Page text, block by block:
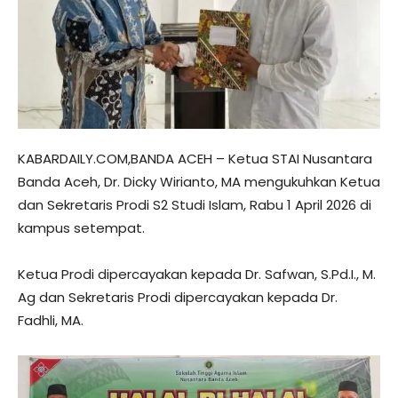
KABARDAILY.COM,BANDA ACEH – Ketua STAI Nusantara
Banda Aceh, Dr. Dicky Wirianto, MA mengukuhkan Ketua
dan Sekretaris Prodi S2 Studi Islam, Rabu 1 April 2026 di
kampus setempat.
Ketua Prodi dipercayakan kepada Dr. Safwan, S.Pd.I., M.
Ag dan Sekretaris Prodi dipercayakan kepada Dr.
Fadhli, MA.